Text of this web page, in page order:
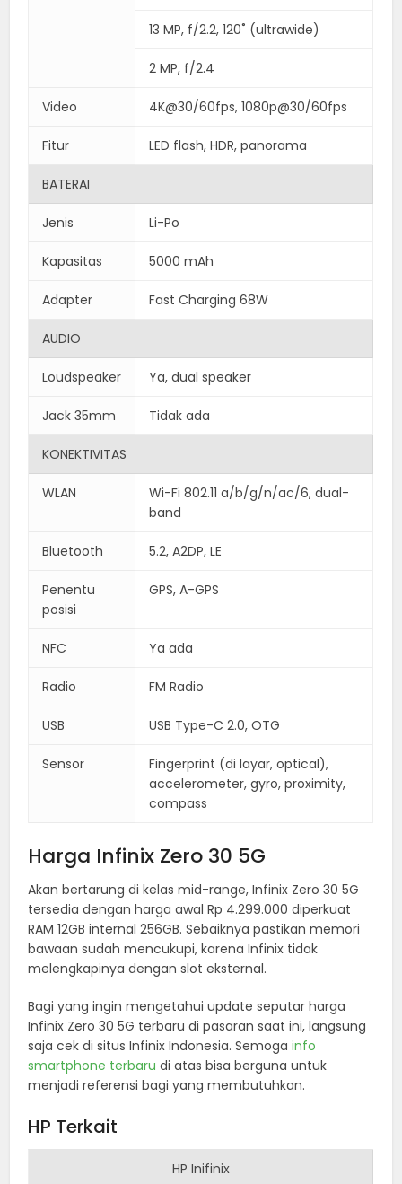
13 MP, f/2.2, 120˚ (ultrawide)
2 MP, f/2.4
Video 4K@30/60fps, 1080p@30/60fps
Fitur LED flash, HDR, panorama
BATERAI
Jenis Li-Po
Kapasitas 5000 mAh
Adapter Fast Charging 68W
AUDIO
Loudspeaker Ya, dual speaker
Jack 35mm Tidak ada
KONEKTIVITAS
WLAN
Wi-Fi 802.11 a/b/g/n/ac/6, dual-
band
Bluetooth 5.2, A2DP, LE
Penentu
posisi
GPS, A-GPS
NFC Ya ada
Radio FM Radio
USB USB Type-C 2.0, OTG
Sensor
Fingerprint (di layar, optical),
accelerometer, gyro, proximity,
compass
Harga Infinix Zero 30 5G
Akan bertarung di kelas mid-range, Infinix Zero 30 5G
tersedia dengan harga awal Rp 4.299.000 diperkuat
RAM 12GB internal 256GB. Sebaiknya pastikan memori
bawaan sudah mencukupi, karena Infinix tidak
melengkapinya dengan slot eksternal.
Bagi yang ingin mengetahui update seputar harga
Infinix Zero 30 5G terbaru di pasaran saat ini, langsung
saja cek di situs Infinix Indonesia. Semogainfo
smartphone terbaru di atas bisa berguna untuk
menjadi referensi bagi yang membutuhkan.
HP Terkait
HP Inifinix